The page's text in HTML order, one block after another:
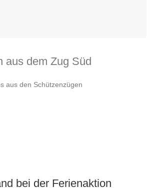
aus dem Zug Süd
aus den Schützenzügen
bei der Ferienaktion